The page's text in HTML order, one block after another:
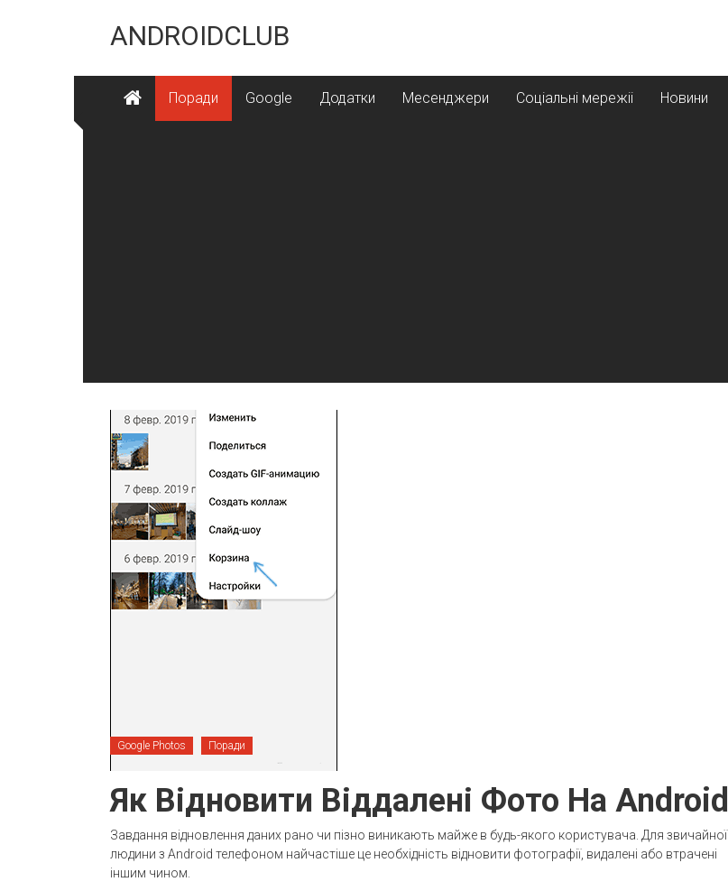
contentANDROIDCLUB
Поради Google Додатки Месенджери Соціальні мережіі Новини
Google Photos Поради
Як Відновити Віддалені Фото На Android
Завдання відновлення даних рано чи пізно виникають майже в будь-якого користувача. Для звичайної
людини з Android телефоном найчастіше це необхідність відновити фотографії, видалені або втрачені
іншим чином.